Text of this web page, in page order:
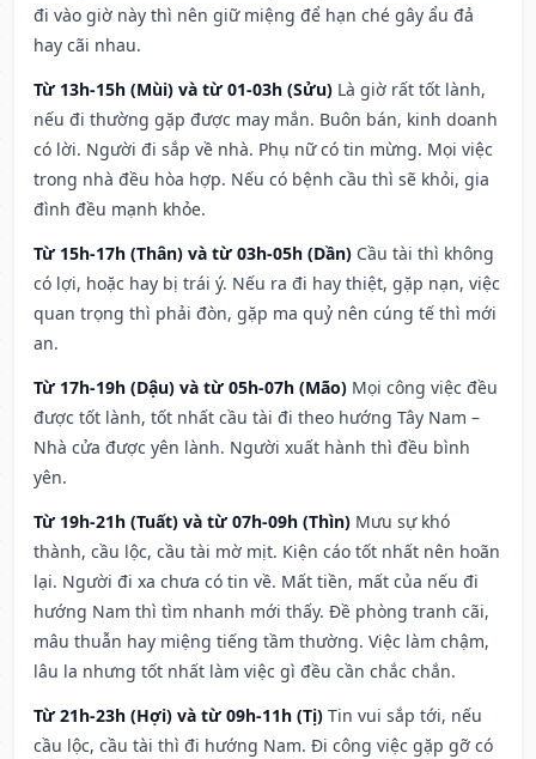
đi vào giờ này thì nên giữ miệng để hạn ché gây ẩu đả
hay cãi nhau.
Từ 13h-15h (Mùi) và từ 01-03h (Sửu) Là giờ rất tốt lành,
nếu đi thường gặp được may mắn. Buôn bán, kinh doanh
có lời. Người đi sắp về nhà. Phụ nữ có tin mừng. Mọi việc
trong nhà đều hòa hợp. Nếu có bệnh cầu thì sẽ khỏi, gia
đình đều mạnh khỏe.
Từ 15h-17h (Thân) và từ 03h-05h (Dần) Cầu tài thì không
có lợi, hoặc hay bị trái ý. Nếu ra đi hay thiệt, gặp nạn, việc
quan trọng thì phải đòn, gặp ma quỷ nên cúng tế thì mới
an.
Từ 17h-19h (Dậu) và từ 05h-07h (Mão) Mọi công việc đều
được tốt lành, tốt nhất cầu tài đi theo hướng Tây Nam –
Nhà cửa được yên lành. Người xuất hành thì đều bình
yên.
Từ 19h-21h (Tuất) và từ 07h-09h (Thìn) Mưu sự khó
thành, cầu lộc, cầu tài mờ mịt. Kiện cáo tốt nhất nên hoãn
lại. Người đi xa chưa có tin về. Mất tiền, mất của nếu đi
hướng Nam thì tìm nhanh mới thấy. Đề phòng tranh cãi,
mâu thuẫn hay miệng tiếng tầm thường. Việc làm chậm,
lâu la nhưng tốt nhất làm việc gì đều cần chắc chắn.
Từ 21h-23h (Hợi) và từ 09h-11h (Tị) Tin vui sắp tới, nếu
cầu lộc, cầu tài thì đi hướng Nam. Đi công việc gặp gỡ có